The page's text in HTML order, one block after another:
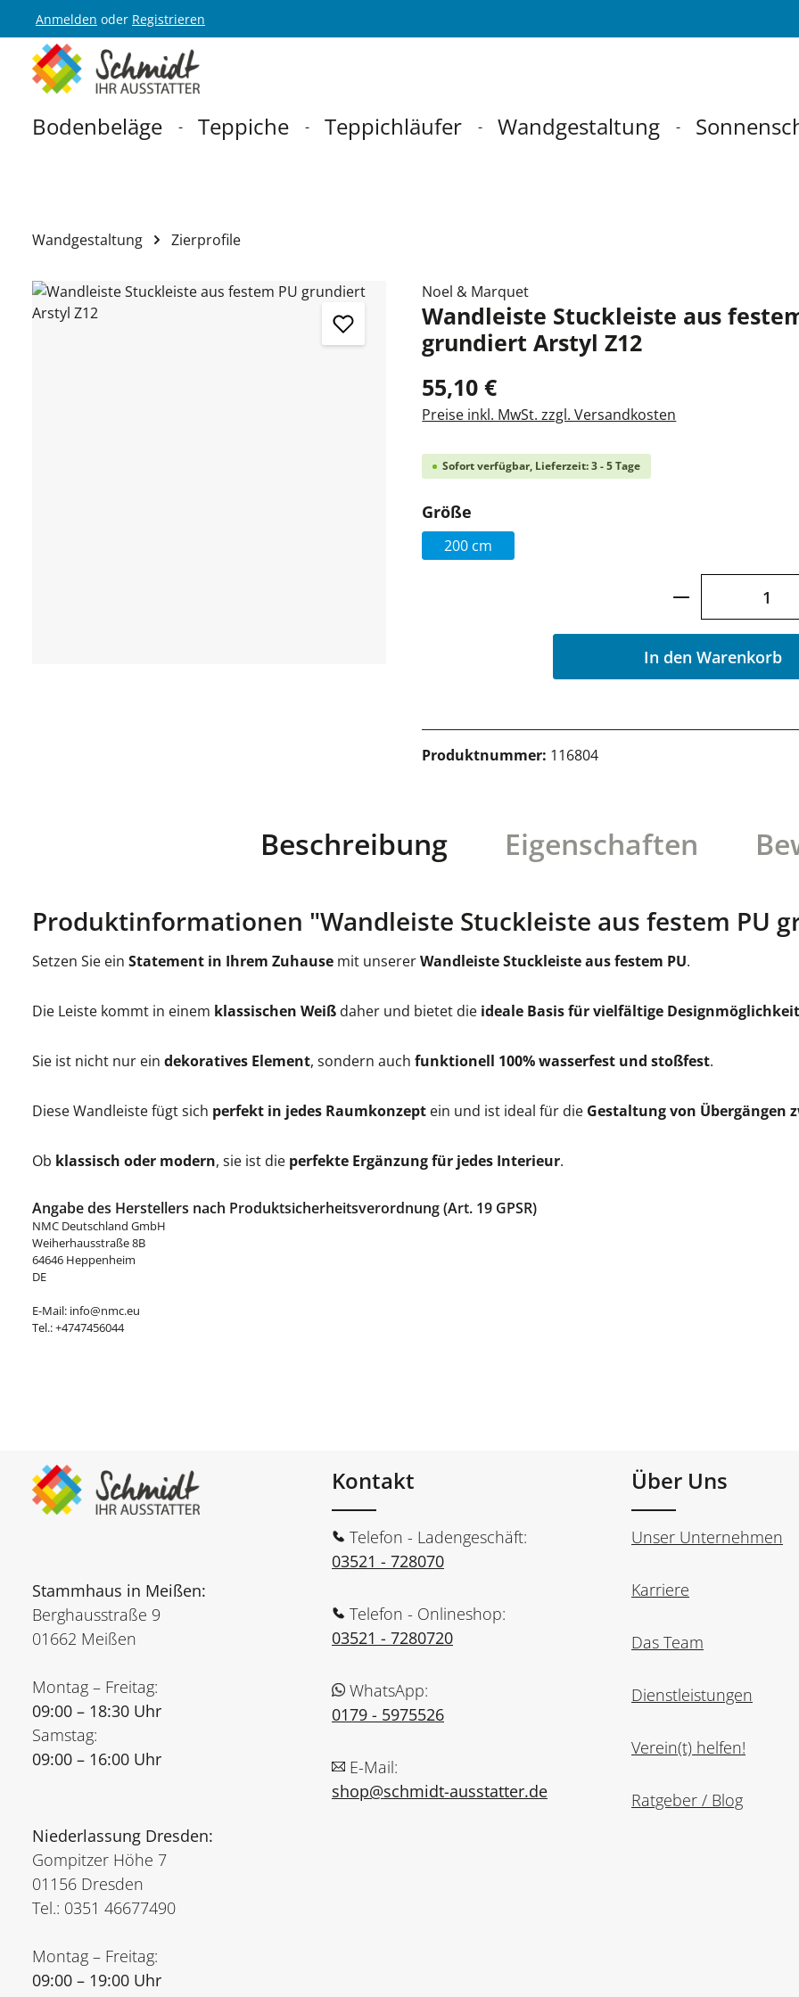
Hauptnavigation springen
Anmelden oder Registrieren
Bodenbeläge Teppiche Teppichläufer Wandgestaltung
Wandgestaltung Zierprofile
Bildergalerie überspringen Noel & Marquet
Wandleiste Stuckleiste aus
grundiert Arstyl Z12
55,10 €
Preise inkl. MwSt. zzgl. Versandkosten
Sofort verfügbar, Lieferzeit: 3 - 5 Tage
Größe
200 cm
Produkt
In den Warenkorb
Produktnummer: 116804
Beschreibung Eigenschaften
Produktinformationen "Wandleiste Stuckleiste aus festem PU
Setzen Sie ein Statement in Ihrem Zuhause mit unsererWandleiste Stuckleiste aus festem PU.
Die Leiste kommt in einem klassischen Weiß daher und bietet die ideale Basis für vielfältige
Sie ist nicht nur ein dekoratives Element, sondern auch funktionell 100% wasserfest und stoßfest.
Diese Wandleiste fügt sich perfekt in jedes Raumkonzept ein und ist ideal für die Gestaltung von Übergängen
Ob klassisch oder modern, sie ist die perfekte Ergänzung für jedes Interieur.
Angabe des Herstellers nach Produktsicherheitsverordnung (Art. 19 GPSR)
NMC Deutschland GmbH
Weiherhausstraße 8B
64646 Heppenheim
DE
E-Mail: info@nmc.eu
Tel.: +4747456044
Stammhaus in Meißen:
Berghausstraße 9
01662 Meißen
Montag – Freitag:
09:00 – 18:30 Uhr
Samstag:
09:00 – 16:00 Uhr
Niederlassung Dresden:
Gompitzer Höhe 7
01156 Dresden
Tel.: 0351 46677490
Montag – Freitag:
09:00 – 19:00 Uhr
Kontakt
Telefon - Ladengeschäft:
03521 - 728070
Telefon - Onlineshop:
03521 - 7280720
WhatsApp:
0179 - 5975526
E-Mail:
shop@schmidt-ausstatter.de
Über Uns
Unser Unternehmen
Karriere
Das Team
Dienstleistungen
Verein(t) helfen!
Ratgeber / Blog